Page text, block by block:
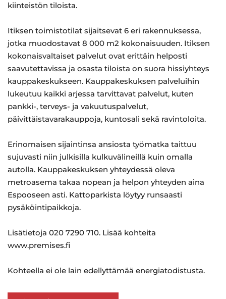
kiinteistön tiloista.
Itiksen toimistotilat sijaitsevat 6 eri rakennuksessa,
jotka muodostavat 8 000 m2 kokonaisuuden. Itiksen
kokonaisvaltaiset palvelut ovat erittäin helposti
saavutettavissa ja osasta tiloista on suora hissiyhteys
kauppakeskukseen. Kauppakeskuksen palveluihin
lukeutuu kaikki arjessa tarvittavat palvelut, kuten
pankki-, terveys- ja vakuutuspalvelut,
päivittäistavarakauppoja, kuntosali sekä ravintoloita.
Erinomaisen sijaintinsa ansiosta työmatka taittuu
sujuvasti niin julkisilla kulkuvälineillä kuin omalla
autolla. Kauppakeskuksen yhteydessä oleva
metroasema takaa nopean ja helpon yhteyden aina
Espooseen asti. Kattoparkista löytyy runsaasti
pysäköintipaikkoja.
Lisätietoja 020 7290 710. Lisää kohteita
www.premises.fi
Kohteella ei ole lain edellyttämää energiatodistusta.